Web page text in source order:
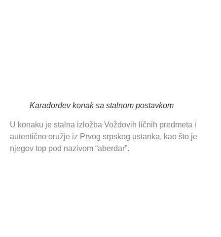
Karađorđev konak sa stalnom postavkom
U konaku je stalna izložba Voždovih ličnih predmeta i
autentično oružje iz Prvog srpskog ustanka, kao što je
njegov top pod nazivom “aberdar”.